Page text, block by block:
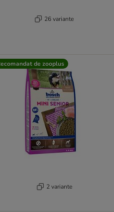
26 variante
de zooplus
2 variante